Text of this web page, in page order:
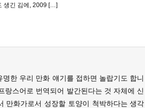
생긴 김에, 2009 […]
한 우리 만화 얘기를 접하면 놀랍기도 합니
랑스어로 번역되어 발간된다는 것 자체에 신
만화가로서 성장할 토양이 척박하다는 생각